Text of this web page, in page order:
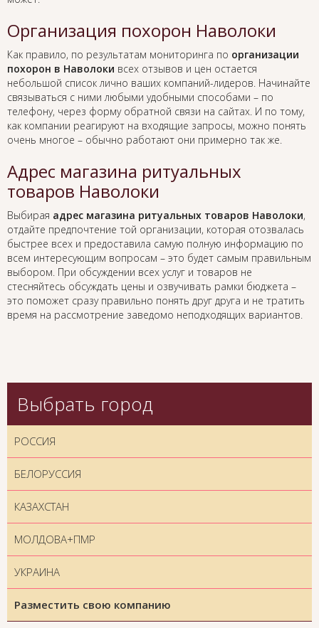
Организация похорон Наволоки
Как правило, по результатам мониторинга по организации
похорон в Наволоки всех отзывов и цен остается
небольшой список лично ваших компаний-лидеров. Начинайте
связываться с ними любыми удобными способами – по
телефону, через форму обратной связи на сайтах. И по тому,
как компании реагируют на входящие запросы, можно понять
очень многое – обычно работают они примерно так же.
Адрес магазина ритуальных
товаров Наволоки
Выбирая адрес магазина ритуальных товаров Наволоки,
отдайте предпочтение той организации, которая отозвалась
быстрее всех и предоставила самую полную информацию по
всем интересующим вопросам – это будет самым правильным
выбором. При обсуждении всех услуг и товаров не
стесняйтесь обсуждать цены и озвучивать рамки бюджета –
это поможет сразу правильно понять друг друга и не тратить
время на рассмотрение заведомо неподходящих вариантов.
Выбрать город
РОССИЯ
БЕЛОРУССИЯ
КАЗАХСТАН
МОЛДОВА+ПМР
УКРАИНА
Разместить свою компанию